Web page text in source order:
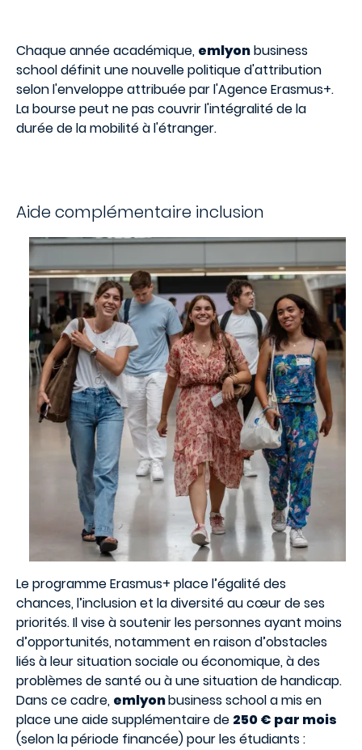
Chaque année académique, emlyonbusiness
school définit une nouvelle politique d'attribution
selon l'enveloppe attribuée par l'Agence Erasmus+.
La bourse peut ne pas couvrir l'intégralité de la
durée de la mobilité à l'étranger.
Aide complémentaire inclusion
Image
Le programme Erasmus+ place l’égalité des
chances, l’inclusion et la diversité au cœur de ses
priorités. Il vise à soutenir les personnes ayant moins
d’opportunités, notamment en raison d’obstacles
liés à leur situation sociale ou économique, à des
problèmes de santé ou à une situation de handicap.
Dans ce cadre, emlyonbusiness school a mis en
place une aide supplémentaire de 250 € par mois
(selon la période financée)pour les étudiants :